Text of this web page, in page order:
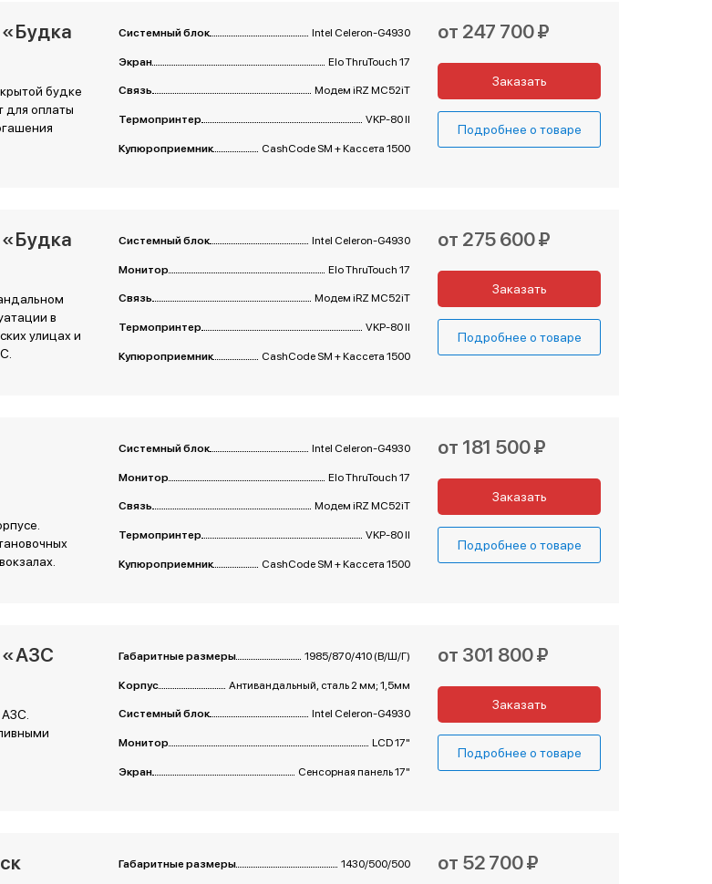
будке
для оплаты
Системный блок Intel Celeron-G4930
Экран Elo ThruTouch 17
Связь Модем iRZ MC52iT
Термопринтер VKP-80 II
Купюроприемник CashCode SM + Кассета 1500
от 247 700 ₽
Заказать
Подробнее о товаре
в
улицах и
Системный блок Intel Celeron-G4930
Монитор Elo ThruTouch 17
Связь Модем iRZ MC52iT
Термопринтер VKP-80 II
Купюроприемник CashCode SM + Кассета 1500
от 275 600 ₽
Заказать
Подробнее о товаре
Системный блок Intel Celeron-G4930
Монитор Elo ThruTouch 17
Связь Модем iRZ MC52iT
Термопринтер VKP-80 II
Купюроприемник CashCode SM + Кассета 1500
от 181 500 ₽
Заказать
Подробнее о товаре
«АЗС
Габаритные размеры 1985/870/410 (В/Ш/Г)
Корпус Антивандальный, сталь 2 мм; 1,5мм
Системный блок Intel Celeron-G4930
Монитор LCD 17"
Экран Сенсорная панель 17"
от 301 800 ₽
Заказать
Подробнее о товаре
Габаритные размеры 1430/500/500 от 52 700 ₽